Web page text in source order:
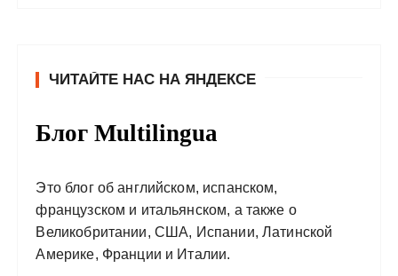
ЧИТАЙТЕ НАС НА ЯНДЕКСЕ
Блог Multilingua
Это блог об английском, испанском,
французском и итальянском, а также о
Великобритании, США, Испании, Латинской
Америке, Франции и Италии.